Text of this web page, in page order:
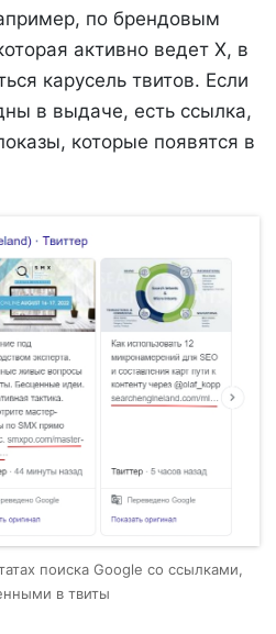
по брендовым
активно ведет X, в
карусель твитов. Если
в выдаче, есть ссылка,
которые появятся в
поиска Google со ссылками,
в твиты